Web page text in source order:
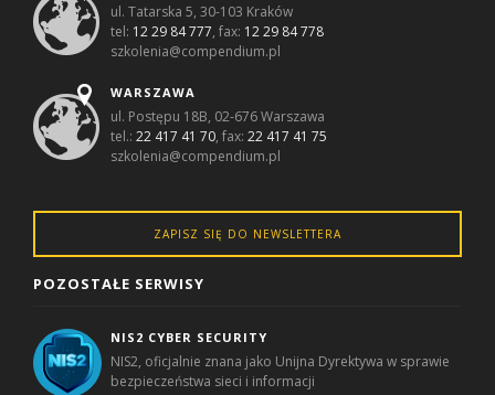
ul. Tatarska 5, 30-103 Kraków
tel: 12 29 84 777, fax: 12 29 84 778
szkolenia@compendium.pl
WARSZAWA
ul. Postępu 18B, 02-676 Warszawa
tel.:22 417 41 70, fax:22 417 41 75
szkolenia@compendium.pl
ZAPISZ SIĘ DO NEWSLETTERA
POZOSTAŁE SERWISY
NIS2 CYBER SECURITY
NIS2, oficjalnie znana jako Unijna Dyrektywa w sprawie
bezpieczeństwa sieci i informacji